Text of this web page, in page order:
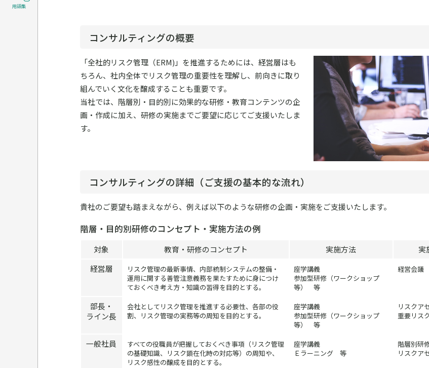
用語集
コンサルティングの概要
「全社的リスク管理（ERM)」を推進するためには、経営層はも
ちろん、社内全体でリスク管理の重要性を理解し、前向きに取り
組んでいく文化を醸成することも重要です。
当社では、階層別・目的別に効果的な研修・教育コンテンツの企
画・作成に加え、研修の実施までご要望に応じてご支援いたしま
す。
コンサルティングの詳細（ご支援の基本的な流れ）
貴社のご要望も踏まえながら、例えば以下のような研修の企画・実施をご支援いたします。
階層・目的別研修のコンセプト・実施方法の例
対象 教育・研修のコンセプト 実施方法
実
経営層
リスク管理の最新事情、内部統制システムの整備・
運用に関する善管注意義務を果たすために身につけ
ておくべき考え方・知識の習得を目的とする。
座学講義
参加型研修（ワークショップ
等） 等
経営会
部長・
ライン長
会社としてリスク管理を推進する必要性、各部の役
割、リスク管理の実務等の周知を目的とする。
座学講義
参加型研修（ワークショップ
等） 等
リスクア
重要リス
一般社員
すべての役職員が把握しておくべき事項（リスク管理
の基礎知識、リスク顕在化時の対応等）の周知や、
リスク感性の醸成を目的とする。
座学講義
Ｅラーニング 等
階層別研
リスクア